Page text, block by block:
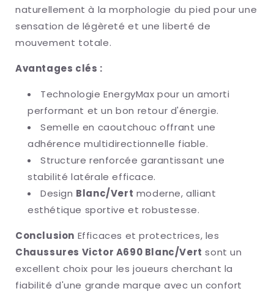
naturellement à la morphologie du pied pour une
sensation de légèreté et une liberté de
mouvement totale.
Avantages clés :
Technologie EnergyMax pour un amorti
performant et un bon retour d'énergie.
Semelle en caoutchouc offrant une
adhérence multidirectionnelle fiable.
Structure renforcée garantissant une
stabilité latérale efficace.
Design Blanc/Vert moderne, alliant
esthétique sportive et robustesse.
Conclusion Efficaces et protectrices, les
Chaussures Victor A690 Blanc/Vert sont un
excellent choix pour les joueurs cherchant la
fiabilité d'une grande marque avec un confort